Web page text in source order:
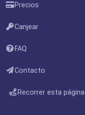
Precios
Canjear
FAQ
Contacto
Recorrer esta página